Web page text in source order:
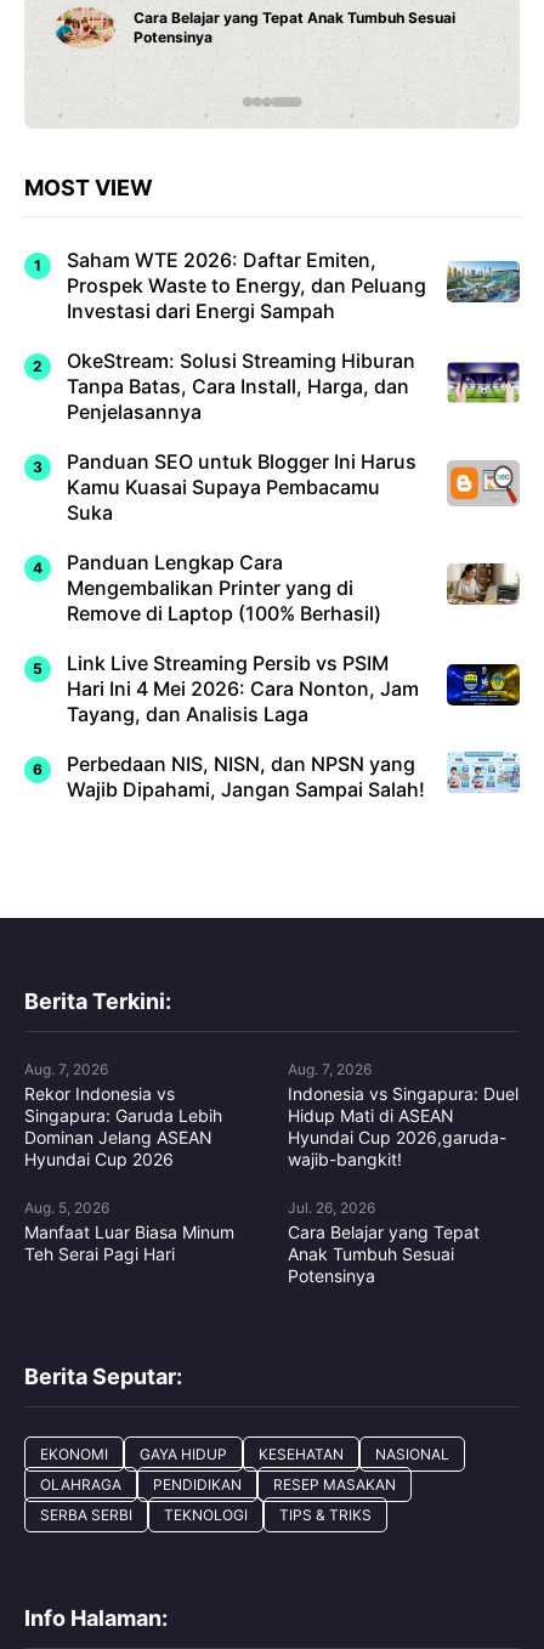
Cara Belajar yang Tepat Anak Tumbuh Sesuai
Potensinya
MOST VIEW
Saham WTE 2026: Daftar Emiten,
Prospek Waste to Energy, dan Peluang
Investasi dari Energi Sampah
OkeStream: Solusi Streaming Hiburan
Tanpa Batas, Cara Install, Harga, dan
Penjelasannya
Panduan SEO untuk Blogger Ini Harus
Kamu Kuasai Supaya Pembacamu
Suka
Panduan Lengkap Cara
Mengembalikan Printer yang di
Remove di Laptop (100% Berhasil)
Link Live Streaming Persib vs PSIM
Hari Ini 4 Mei 2026: Cara Nonton, Jam
Tayang, dan Analisis Laga
Perbedaan NIS, NISN, dan NPSN yang
Wajib Dipahami, Jangan Sampai Salah!
Berita Terkini:
Aug. 7, 2026
Rekor Indonesia vs
Singapura: Garuda Lebih
Dominan Jelang ASEAN
Hyundai Cup 2026
Aug. 7, 2026
Indonesia vs Singapura: Duel
Hidup Mati di ASEAN
Hyundai Cup 2026,garuda-
wajib-bangkit!
Aug. 5, 2026
Manfaat Luar Biasa Minum
Teh Serai Pagi Hari
Jul. 26, 2026
Cara Belajar yang Tepat
Anak Tumbuh Sesuai
Potensinya
Berita Seputar:
EKONOMI GAYA HIDUP KESEHATAN
NASIONAL
OLAHRAGA
PENDIDIKAN
RESEP MASAKAN
SERBA SERBI
TEKNOLOGI TIPS & TRIKS
Info Halaman: